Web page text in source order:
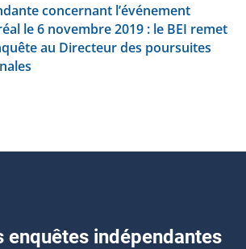
concernant l’événement
le 6 novembre 2019 : le BEI remet
au Directeur des poursuites
enquêtes indépendantes